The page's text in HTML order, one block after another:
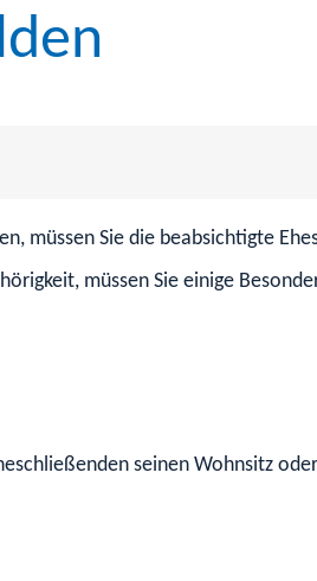
müssen Sie die beabsichtigte
müssen Sie einige
seinen Wohnsitz